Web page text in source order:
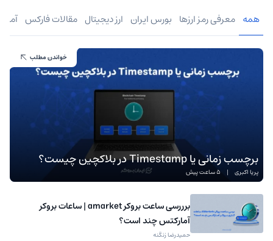
همه معرفی رمز ارزها بورس ایران ارز دیجیتال مقالات فارکس
برچسب زمانی یا Timestamp در بلاکچین چیست؟
پریا اکبری | 5 ساعت پیش
خواندن مطلب
برررسی ساعت بروکر amarket | ساعات بروکر
آمارکتس چند است؟
حمیدرضا زنگنه